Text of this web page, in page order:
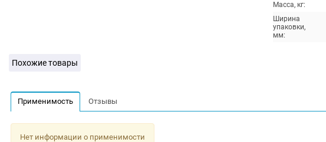
Масса, кг:
Ширина
упаковки,
мм:
Похожие товары
Применимость Отзывы
Нет информации о применимости